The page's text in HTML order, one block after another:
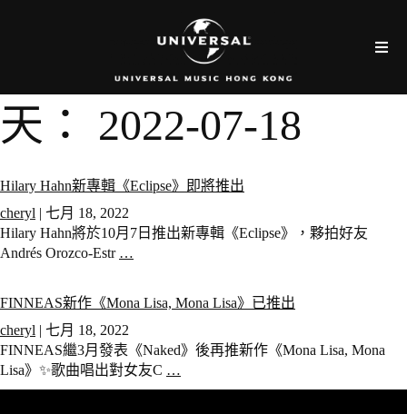
天： 2022-07-18
Hilary Hahn新專輯《Eclipse》即將推出
cheryl | 七月 18, 2022
Hilary Hahn將於10月7日推出新專輯《Eclipse》，夥拍好友
Andrés Orozco-Estr …
FINNEAS新作《Mona Lisa, Mona Lisa》已推出
cheryl | 七月 18, 2022
FINNEAS繼3月發表《Naked》後再推新作《Mona Lisa, Mona
Lisa》✨歌曲唱出對女友C …